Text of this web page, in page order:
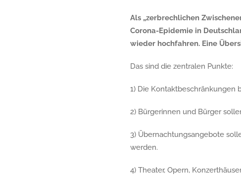
Als „zerbrechlichen
Corona-Epidemie in
wieder hochfahren. Eine
Das sind die zentralen Punkte:
1) Die Kontaktbeschränkungen
2) Bürgerinnen und Bürger
3) Übernachtungsangebote
werden.
4) Theater, Opern,